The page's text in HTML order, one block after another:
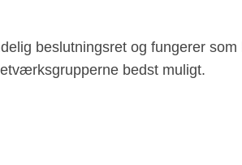
beslutningsret og fungerer
bedst muligt.